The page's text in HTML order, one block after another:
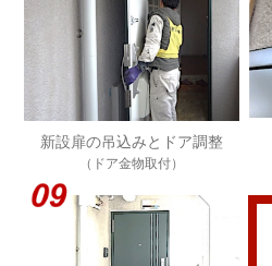
新設扉の吊込みとドア調整
（ドア金物取付）